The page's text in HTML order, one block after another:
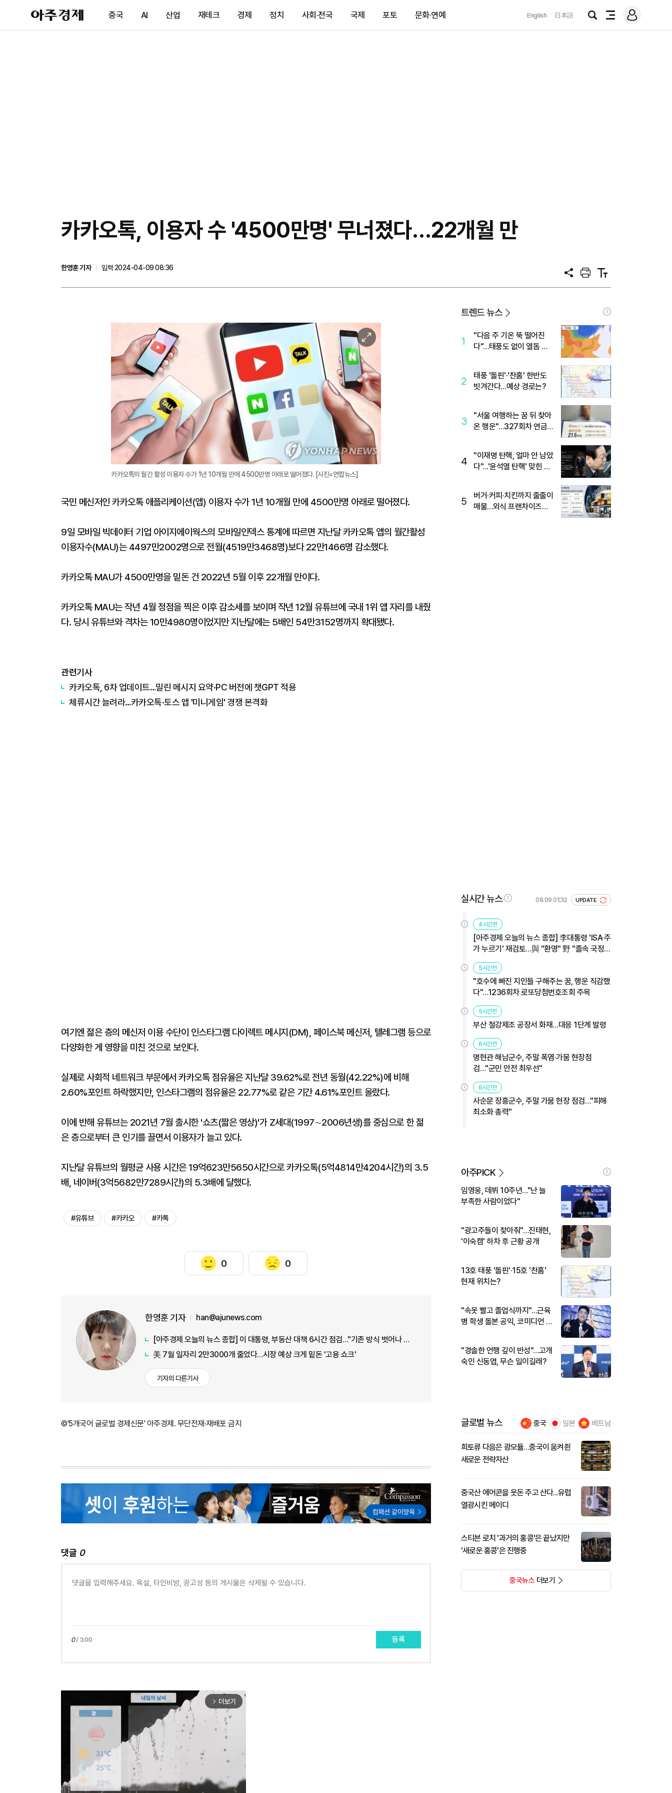
아
주
제
중국 AI 산업 재테크 경제 정치 사회·전국 국제 포토 문화·연예 English 日本語
검
전
메
그
카카오톡, 이용자 수 '4500만명' 무너졌다…22개월 만
한영훈 기자
입력 2024-04-09 08:36
공
프
트
텍
트
이
미
지
확
대
카카오톡의 월간 활성 이용자 수가 1년 10개월 만에 4500만명 아래로 떨어졌다. [사진=연합뉴스]
국민 메신저인 카카오톡 애플리케이션(앱) 이용자 수가 1년 10개월 만에 4500만명 아래로 떨어졌다.
9일 모바일 빅데이터 기업 아이지에이웍스의 모바일인덱스 통계에 따르면 지난달 카카오톡 앱의 월간활성
이용자수(MAU)는 4497만2002명으로 전월(4519만3468명)보다 22만1466명 감소했다.
카카오톡 MAU가 4500만명을 밑돈 건 2022년 5월 이후 22개월 만이다.
카카오톡 MAU는 작년 4월 정점을 찍은 이후 감소세를 보이며 작년 12월 유튜브에 국내 1위 앱 자리를 내줬
다. 당시 유튜브와 격차는 10만4980명이었지만 지난달에는 5배인 54만3152명까지 확대됐다.
관련기사
카카오톡, 6차 업데이트…밀린 메시지 요약·PC 버전에 챗GPT 적용
체류시간 늘려라…카카오톡·토스 앱 '미니게임' 경쟁 본격화
여기엔 젊은 층의 메신저 이용 수단이 인스타그램 다이렉트 메시지(DM), 페이스북 메신저, 텔레그램 등으로
다양화한 게 영향을 미친 것으로 보인다.
실제로 사회적 네트워크 부문에서 카카오톡 점유율은 지난달 39.62%로 전년 동월(42.22%)에 비해
2.60%포인트 하락했지만, 인스타그램의 점유율은 22.77%로 같은 기간 4.61%포인트 올랐다.
이에 반해 유튜브는 2021년 7월 출시한 '쇼츠(짧은 영상)'가 Z세대(1997∼2006년생)를 중심으로 한 젊
은 층으로부터 큰 인기를 끌면서 이용자가 늘고 있다.
지난달 유튜브의 월평균 사용 시간은 19억623만5650시간으로 카카오톡(5억4814만4204시간)의 3.5
배, 네이버(3억5682만7289시간)의 5.3배에 달했다.
#유튜브 #카카오 #카톡
0 0
한영훈 기자 han@ajunews.com
[아주경제 오늘의 뉴스 종합] 이 대통령, 부동산 대책 6시간 점검…"기존 방식 벗어나 과감히 실행" 外
美 7월 일자리 2만3000개 줄었다…시장 예상 크게 밑돈 '고용 쇼크'
기자의 다른기사
©'5개국어 글로벌 경제신문' 아주경제. 무단전재·재배포 금지
댓글 0
0/ 300 등록
arrow_forward_ios 더보기
트렌드 뉴스
1
"다음 주 기온 뚝 떨어진
다"…태풍도 없이 열돔 박
2
태풍 '돌핀'·'찬홈' 한반도
빗겨간다…예상 경로는?
3
"서울 여행하는 꿈 뒤 찾아
온 행운"…327회차 연금
4
"이재명 탄핵, 얼마 안 남았
다"...'윤석열 탄핵' 맞힌 무
5
버거·커피·치킨까지 줄줄이
매물…외식 프랜차이즈
실시간 뉴스 08.09 01:32 UPDATE
4시간전
[아주경제 오늘의 뉴스 종합] 李대통령 'ISA·주
가 누르기' 재검토…與 "환영" 野 "졸속 국정"
外
5시간전
"호수에 빠진 지인들 구해주는 꿈, 행운 직감했
다"…1236회차 로또당첨번호조회 주목
5시간전
부산 철강제조 공장서 화재…대응 1단계 발령
6시간전
명현관 해남군수, 주말 폭염·가뭄 현장점
검…"군민 안전 최우선"
6시간전
사순문 장흥군수, 주말 가뭄 현장 점검…"피해
최소화 총력"
아주PICK
임영웅, 데뷔 10주년…"난 늘
부족한 사람이었다"
"광고주들이 찾아줘"…진태현,
'이숙캠' 하차 후 근황 공개
13호 태풍 '돌핀'·15호 '찬홈'
현재 위치는?
"속옷 빨고 졸업식까지"…근육
병 학생 돌본 공익, 코미디언 김
"경솔한 언행 깊이 반성"…고개
숙인 신동엽, 무슨 일이길래?
글로벌 뉴스 중국 일본 베트남
희토류 다음은 광모듈…중국이 움켜쥔
새로운 전략자산
중국산 에어콘을 웃돈 주고 산다...유럽
열광시킨 메이디
스티븐 로치 '과거의 홍콩'은 끝났지만
'새로운 홍콩'은 진행중
중국뉴스더보기